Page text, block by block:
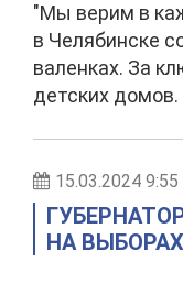
"Мы верим в
в Челябинске
валенках. За
детских домов.
15.03.2024 9:55
НА